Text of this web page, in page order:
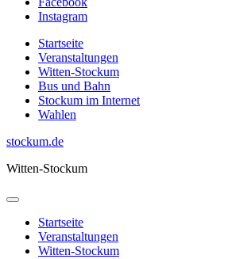
Instagram
Startseite
Veranstaltungen
Witten-Stockum
Bus und Bahn
Stockum im Internet
Wahlen
stockum.de
Witten-Stockum
Startseite
Veranstaltungen
Witten-Stockum